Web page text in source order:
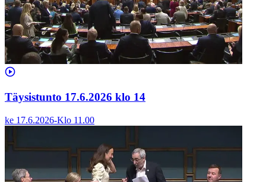
Täysistunto 17.6.2026 klo 14
ke 17.6.2026-Klo 11.00